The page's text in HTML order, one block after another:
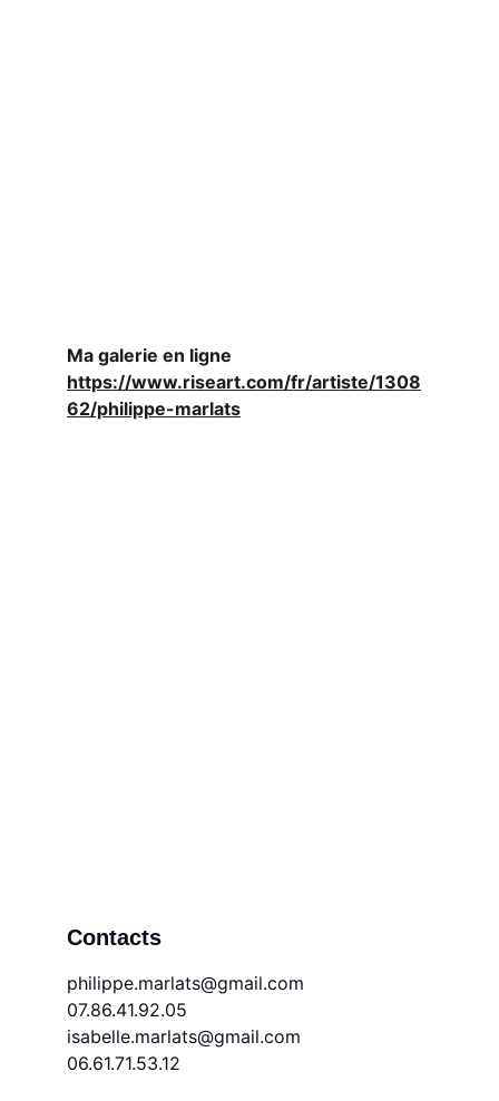
Ma galerie en ligne
https://www.riseart.com/fr/artiste/1308
62/philippe-marlats
Contacts
philippe.marlats@gmail.com
07.86.41.92.05
isabelle.marlats@gmail.com
06.61.71.53.12